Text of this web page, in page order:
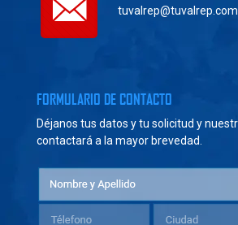
FORMULARIO DE CONTACTO
Déjanos tus datos y tu solicitud y
contactará a la mayor brevedad.